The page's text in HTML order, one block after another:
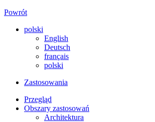
Powrót
polski
English
Deutsch
français
polski
Zastosowania
Przegląd
Obszary zastosowań
Architektura